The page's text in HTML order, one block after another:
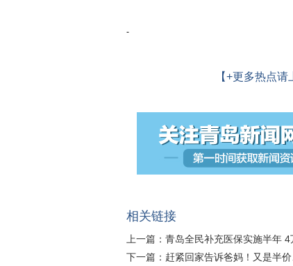
-
【+更多热点
相关链接
上一篇： 青岛全民补充医保实施半年
下一篇： 赶紧回家告诉爸妈！又是半